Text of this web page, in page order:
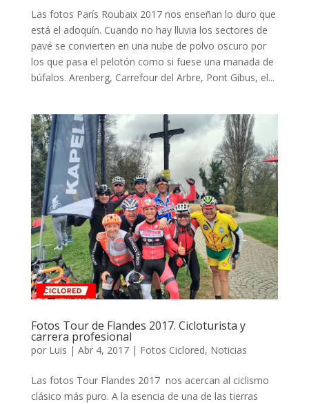
Las fotos París Roubaix 2017 nos enseñan lo duro que
está el adoquín. Cuando no hay lluvia los sectores de
pavé se convierten en una nube de polvo oscuro por
los que pasa el pelotón como si fuese una manada de
búfalos. Arenberg, Carrefour del Arbre, Pont Gibus, el...
Fotos Tour de Flandes 2017. Cicloturista y
carrera profesional
por Luis | Abr 4, 2017| Fotos Ciclored, Noticias
Las fotos Tour Flandes 2017 nos acercan al ciclismo
clásico más puro. A la esencia de una de las tierras